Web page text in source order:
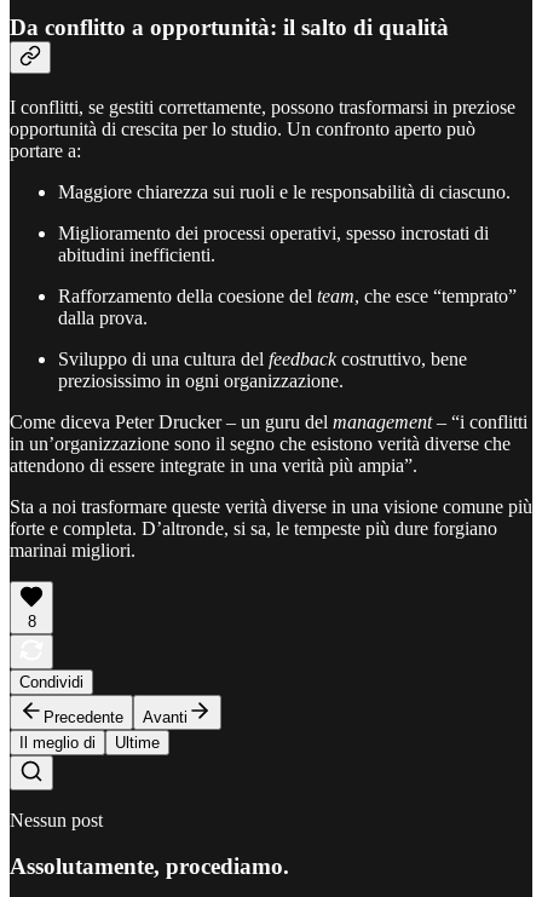
Da conflitto a opportunità: il salto di qualità
I conflitti, se gestiti correttamente, possono trasformarsi in preziose
opportunità di crescita per lo studio. Un confronto aperto può
portare a:
Maggiore chiarezza sui ruoli e le responsabilità di ciascuno.
Miglioramento dei processi operativi, spesso incrostati di
abitudini inefficienti.
Rafforzamento della coesione del team, che esce “temprato”
dalla prova.
Sviluppo di una cultura del feedbackcostruttivo, bene
preziosissimo in ogni organizzazione.
Come diceva Peter Drucker – un guru del management– “i conflitti
in un’organizzazione sono il segno che esistono verità diverse che
attendono di essere integrate in una verità più ampia”.
Sta a noi trasformare queste verità diverse in una visione comune più
forte e completa. D’altronde, si sa, le tempeste più dure forgiano
marinai migliori.
8
Condividi
Precedente
Avanti
Il meglio di
Ultime
Nessun post
Assolutamente, procediamo.